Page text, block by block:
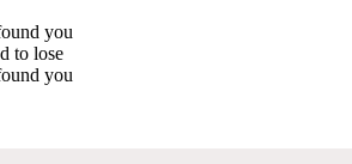
you
to lose
you